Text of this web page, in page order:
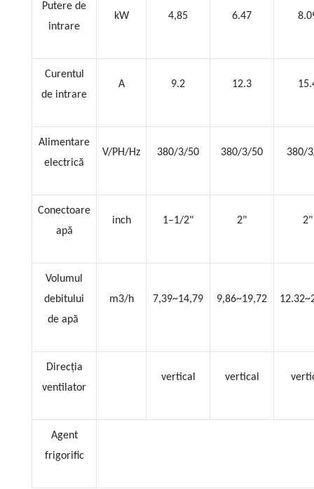
Putere de
intrare
kW 4,85 6.47
Curentul
de intrare
A 9.2 12.3
Alimentare
electrică
V/PH/Hz 380/3/50 380/3/50 380/
Conectoare
apă
inch 1–1/2" 2" 2"
Volumul
debitului
de apă
m3/h 7,39~14,79 9,86~19,72
Direcția
ventilator
vertical vertical
Agent
frigorific